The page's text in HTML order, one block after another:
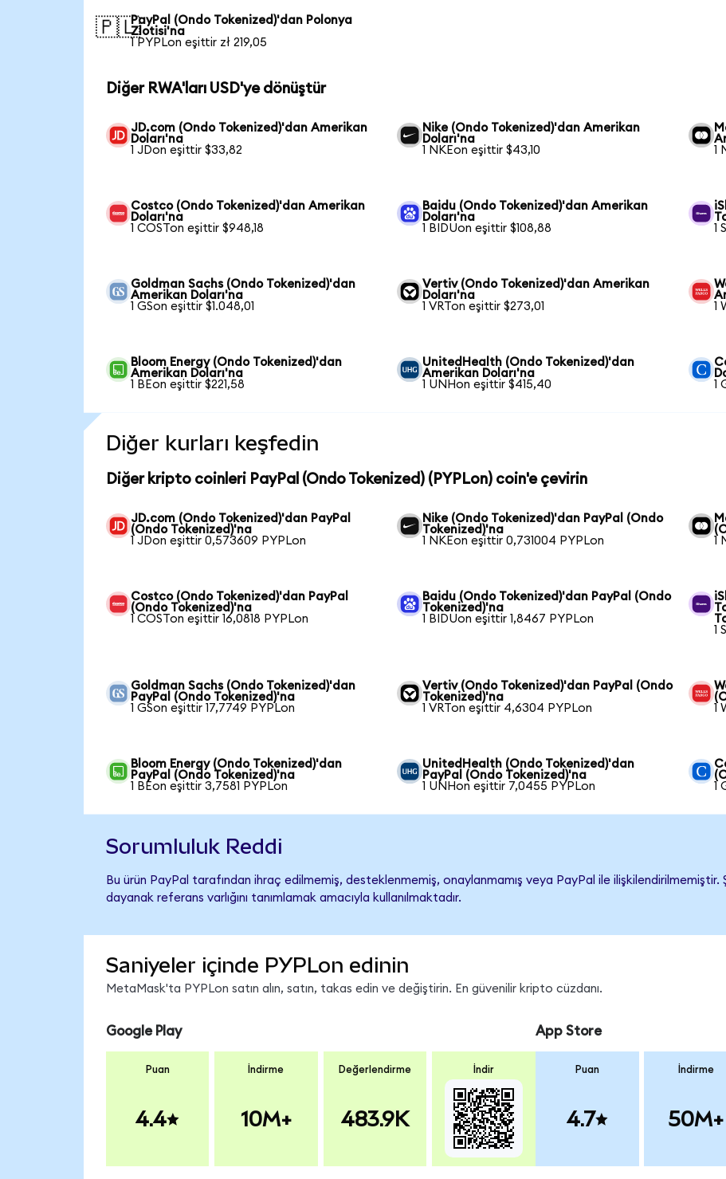
🇵🇱PayPal (Ondo Tokenized)'dan Polonya
Zlotisi'na
1 PYPLon eşittir zł 219,05
Diğer RWA'ları USD'ye dönüştür
JD.com (Ondo Tokenized)'dan Amerikan
Doları'na
1 JDon eşittir $33,82
Nike (Ondo Tokenized)'dan Amerikan
Doları'na
1 NKEon eşittir $43,10
1
Costco (Ondo Tokenized)'dan Amerikan
Doları'na
1 COSTon eşittir $948,18
Baidu (Ondo Tokenized)'dan Amerikan
Doları'na
1 BIDUon eşittir $108,88
1
Goldman Sachs (Ondo Tokenized)'dan
Amerikan Doları'na
1 GSon eşittir $1.048,01
Vertiv (Ondo Tokenized)'dan Amerikan
Doları'na
1 VRTon eşittir $273,01
1
Bloom Energy (Ondo Tokenized)'dan
Amerikan Doları'na
1 BEon eşittir $221,58
UnitedHealth (Ondo Tokenized)'dan
Amerikan Doları'na
1 UNHon eşittir $415,40
1
Diğer kurları keşfedin
Diğer kripto coinleri PayPal (Ondo Tokenized) (PYPLon) coin'e çevirin
JD.com (Ondo Tokenized)'dan PayPal
(Ondo Tokenized)'na
1 JDon eşittir 0,573609 PYPLon
Nike (Ondo Tokenized)'dan PayPal (Ondo
Tokenized)'na
1 NKEon eşittir 0,731004 PYPLon
1
Costco (Ondo Tokenized)'dan PayPal
(Ondo Tokenized)'na
1 COSTon eşittir 16,0818 PYPLon
Baidu (Ondo Tokenized)'dan PayPal (Ondo
Tokenized)'na
1 BIDUon eşittir 1,8467 PYPLon
1
Goldman Sachs (Ondo Tokenized)'dan
PayPal (Ondo Tokenized)'na
1 GSon eşittir 17,7749 PYPLon
Vertiv (Ondo Tokenized)'dan PayPal (Ondo
Tokenized)'na
1 VRTon eşittir 4,6304 PYPLon
1
Bloom Energy (Ondo Tokenized)'dan
PayPal (Ondo Tokenized)'na
1 BEon eşittir 3,7581 PYPLon
UnitedHealth (Ondo Tokenized)'dan
PayPal (Ondo Tokenized)'na
1 UNHon eşittir 7,0455 PYPLon
1
Sorumluluk Reddi
Bu ürün PayPal tarafından ihraç edilmemiş, desteklenmemiş, onaylanmamış veya PayPal ile
dayanak referans varlığını tanımlamak amacıyla kullanılmaktadır.
Saniyeler içinde PYPLon edinin
MetaMask'ta PYPLon satın alın, satın, takas edin ve değiştirin. En güvenilir kripto cüzdanı.
Google Play
Puan
4.4
İndirme
10M+
Değerlendirme
483.9K
İndir
App Store
Puan
4.7
İndirme
50M+